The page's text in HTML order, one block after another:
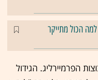
הכול מתייקר
הפרמיירליג. הגידול